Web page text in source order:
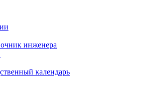
инженера
календарь